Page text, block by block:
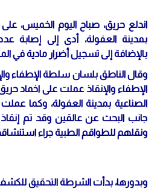
اندلع حريق، صباح اليوم الخميس،
بمدينة العفولة، أدى إلى إصابة
بالإضافة إلى تسجيل أضرار مادية في
وقال الناطق بلسان سلطة الإطفاء
الإطفاء والإنقاذ عملت على اخماد
الصناعية بمدينة العفولة، وكما
جانب البحث عن عالقين وقد تم
ونقلهم للطواقم الطبية جراء
وبدورها، بدأت الشرطة التحقيق